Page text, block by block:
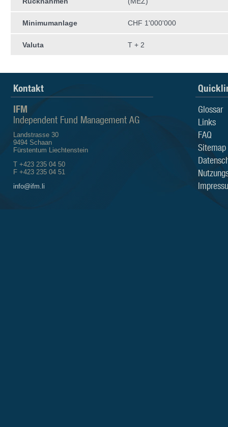
Minimumanlage CHF 1'000'000
Valuta T + 2
Kontakt
IFM
Independent Fund Management AG
Landstrasse 30
9494 Schaan
Fürstentum Liechtenstein
T +423 235 04 50
F +423 235 04 51
info@ifm.li
Glossar
Links
FAQ
Sitemap